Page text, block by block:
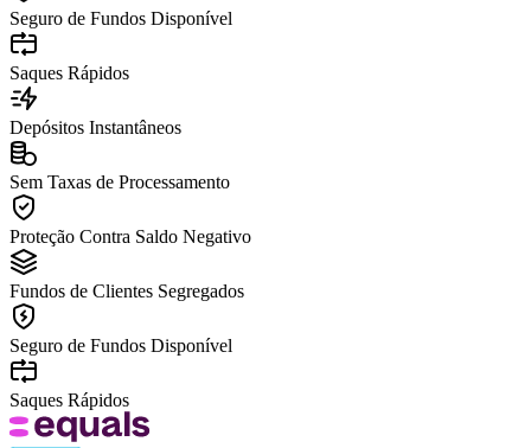
Seguro de Fundos Disponível
Saques Rápidos
Depósitos Instantâneos
Sem Taxas de Processamento
Proteção Contra Saldo Negativo
Fundos de Clientes Segregados
Seguro de Fundos Disponível
Saques Rápidos